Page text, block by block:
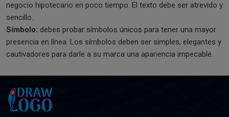
negocio hipotecario en poco tiempo. El texto debe ser atrevido y
sencillo.
Símbolo: debes probar símbolos únicos para tener una mayor
presencia en línea. Los símbolos deben ser simples, elegantes y
cautivadores para darle a su marca una apariencia impecable.